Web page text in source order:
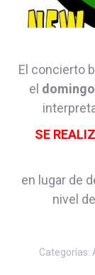
El concierto
el
SE
en lugar de
nivel
Categorías: